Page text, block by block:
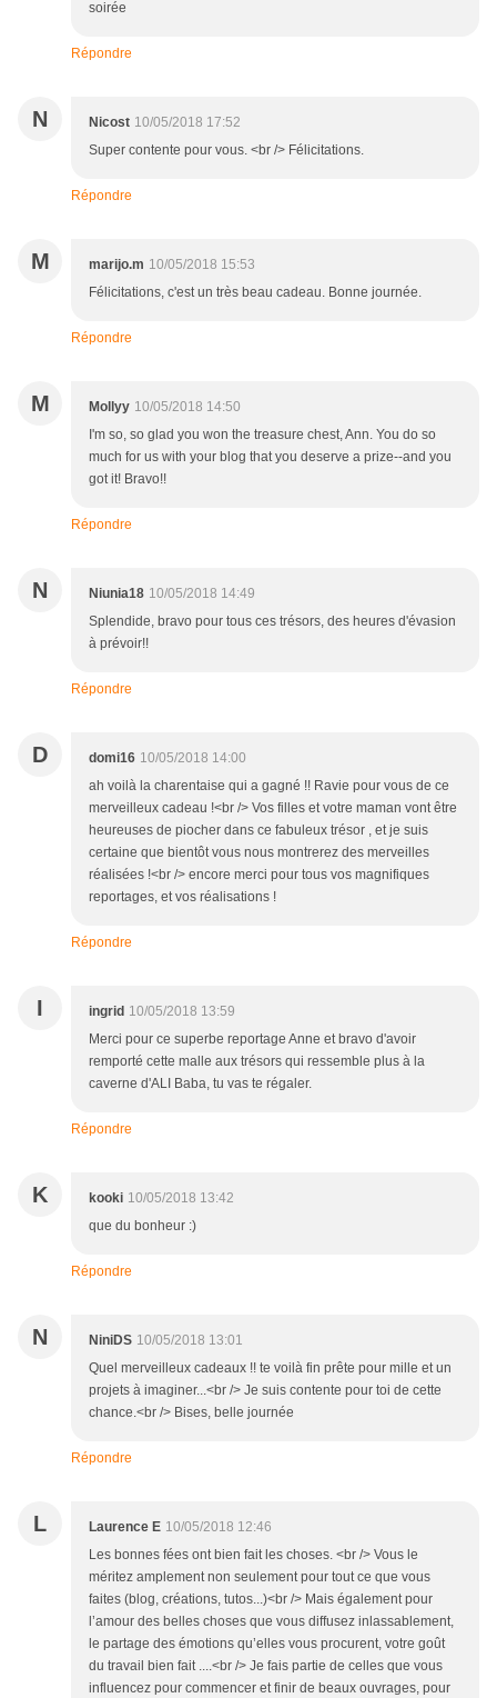
soirée
Répondre
N Nicost 10/05/2018 17:52
Super contente pour vous. <br /> Félicitations.
Répondre
M marijo.m 10/05/2018 15:53
Félicitations, c'est un très beau cadeau. Bonne journée.
Répondre
M Mollyy 10/05/2018 14:50
I'm so, so glad you won the treasure chest, Ann. You do so
much for us with your blog that you deserve a prize--and you
got it! Bravo!!
Répondre
N Niunia18 10/05/2018 14:49
Splendide, bravo pour tous ces trésors, des heures d'évasion
à prévoir!!
Répondre
D domi16 10/05/2018 14:00
ah voilà la charentaise qui a gagné !! Ravie pour vous de ce
merveilleux cadeau !<br /> Vos filles et votre maman vont être
heureuses de piocher dans ce fabuleux trésor , et je suis
certaine que bientôt vous nous montrerez des merveilles
réalisées !<br /> encore merci pour tous vos magnifiques
reportages, et vos réalisations !
Répondre
I ingrid 10/05/2018 13:59
Merci pour ce superbe reportage Anne et bravo d'avoir
remporté cette malle aux trésors qui ressemble plus à la
caverne d'ALI Baba, tu vas te régaler.
Répondre
K kooki 10/05/2018 13:42
que du bonheur :)
Répondre
N NiniDS 10/05/2018 13:01
Quel merveilleux cadeaux !! te voilà fin prête pour mille et un
projets à imaginer...<br /> Je suis contente pour toi de cette
chance.<br /> Bises, belle journée
Répondre
L Laurence E 10/05/2018 12:46
Les bonnes fées ont bien fait les choses. <br /> Vous le
méritez amplement non seulement pour tout ce que vous
faites (blog, créations, tutos...)<br /> Mais également pour
l’amour des belles choses que vous diffusez inlassablement,
le partage des émotions qu’elles vous procurent, votre goût
du travail bien fait ....<br /> Je fais partie de celles que vous
influencez pour commencer et finir de beaux ouvrages, pour